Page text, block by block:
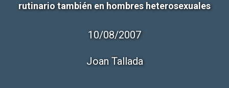
rutinario también en hombres heterosexuales
10/08/2007
Joan Tallada